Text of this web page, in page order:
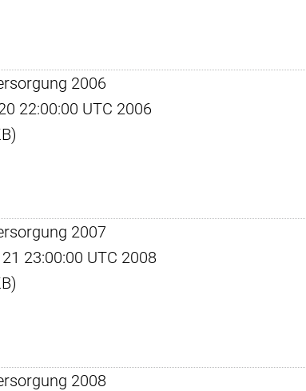
2006
22:00:00 UTC 2006
2007
23:00:00 UTC 2008
2008